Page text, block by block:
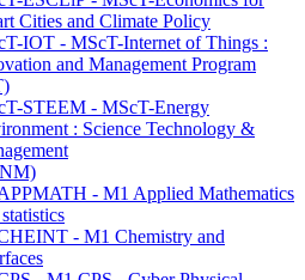
Cities and Climate Policy
IOT - MScT-Internet of Things :
and Management Program
STEEM - MScT-Energy
: Science Technology &
- M1 Applied Mathematics
- M1 Chemistry and